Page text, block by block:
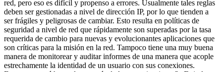
red, pero eso es difícil y propenso a errores. Usualmente tales reglas
deben ser gestionadas a nivel de dirección IP, por lo que tienden a
ser frágiles y peligrosas de cambiar. Esto resulta en políticas de
seguridad a nivel de red que rápidamente son superadas por la tasa
requerida de cambio para nuevas y evolucionantes aplicaciones que
son críticas para la misión en la red. Tampoco tiene una muy buena
manera de monitorear y auditar informes de una manera que acople
estrechamente la identidad de un usuario con sus conexiones.